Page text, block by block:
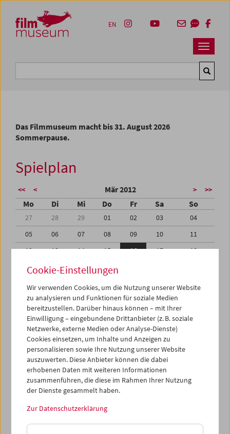
Zum Inhalt
Zum Hauptmenü
Zur Servicenavigation
Zum Suche
Navbar
EN
Das Filmmuseum macht bis 31. August 2026
Sommerpause.
Spielplan
<< < Mär 2012 > >>
Mo Di Mi Do Fr Sa So
27 28 29 01 02 03
04
05
06 07 08 09 10
11
12
13 14 15 16 17
18
19
20 21 22
26
28 30
01
02
03 04 05 06 07
iCalender
Programmheft-PDF
English language or subtitles
< Vorherige Woche
Mo 12.3.
Cookie-Einstellungen
Wir verwenden Cookies, um die Nutzung unserer Website
zu analysieren und Funktionen für soziale Medien
bereitzustellen. Darüber hinaus können – mit Ihrer
Einwilligung – eingebundene Drittanbieter (z. B. soziale
Netzwerke, externe Medien oder Analyse-Dienste)
Cookies einsetzen, um Inhalte und Anzeigen zu
personalisieren sowie Ihre Nutzung unserer Website
auszuwerten. Diese Anbieter können die dabei
erhobenen Daten mit weiteren Informationen
zusammenführen, die diese im Rahmen Ihrer Nutzung
der Dienste gesammelt haben.
Zur Datenschutzerklärung